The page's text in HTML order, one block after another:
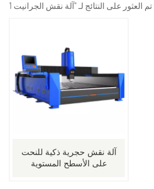
آلة نقش حجرية ذكية للنحت
على الأسطح المستوية